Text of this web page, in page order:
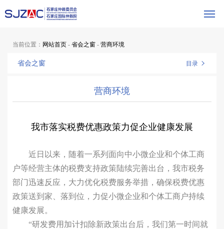
当前位置： 网站首页 - 省会之窗 - 营商环境
省会之窗 目录
营商环境
我市落实税费优惠政策力促企业健康发展
近日以来，随着一系列面向中小微企业和个体工商
户等经营主体的税费支持政策陆续完善出台，我市税务
部门迅速反应，大力优化税费服务举措，确保税费优惠
政策送到家、落到位，力促小微企业和个体工商户持续
健康发展。
“研发费用加计扣除新政策出台后，我们第一时间就